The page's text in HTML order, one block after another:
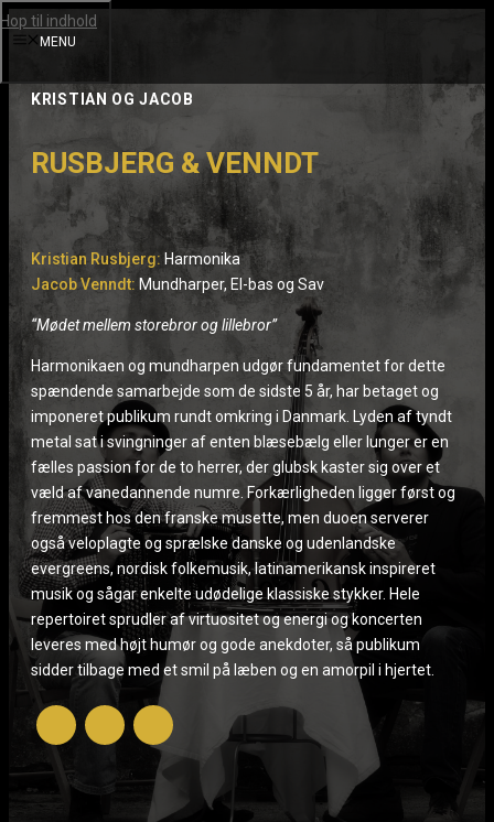
Hop til indhold
MENU
KRISTIAN OG JACOB
RUSBJERG & VENNDT
Kristian Rusbjerg: Harmonika
Jacob Venndt: Mundharper, El-bas og Sav
“Mødet mellem storebror og lillebror”
Harmonikaen og mundharpen udgør fundamentet for dette
spændende samarbejde som de sidste 5 år, har betaget og
imponeret publikum rundt omkring i Danmark. Lyden af tyndt
metal sat i svingninger af enten blæsebælg eller lunger er en
fælles passion for de to herrer, der glubsk kaster sig over et
væld af vanedannende numre. Forkærligheden ligger først og
fremmest hos den franske musette, men duoen serverer
også veloplagte og sprælske danske og udenlandske
evergreens, nordisk folkemusik, latinamerikansk inspireret
musik og sågar enkelte udødelige klassiske stykker. Hele
repertoiret sprudler af virtuositet og energi og koncerten
leveres med højt humør og gode anekdoter, så publikum
sidder tilbage med et smil på læben og en amorpil i hjertet.